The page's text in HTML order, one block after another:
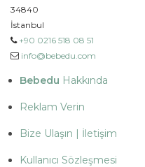
34840
İstanbul
+90 0216 518 08 51
info@bebedu.com
Bebedu Hakkında
Reklam Verin
Bize Ulaşın | İletişim
Kullanıcı Sözleşmesi